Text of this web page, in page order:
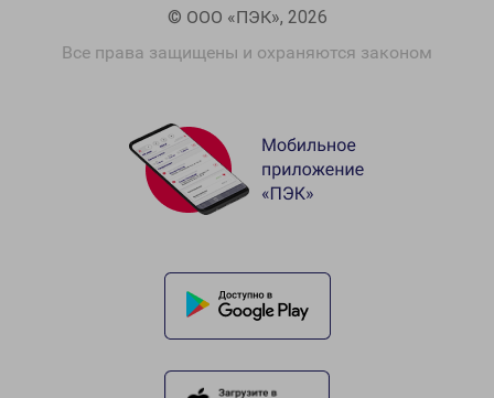
© ООО «ПЭК», 2026
Все права защищены и охраняются законом